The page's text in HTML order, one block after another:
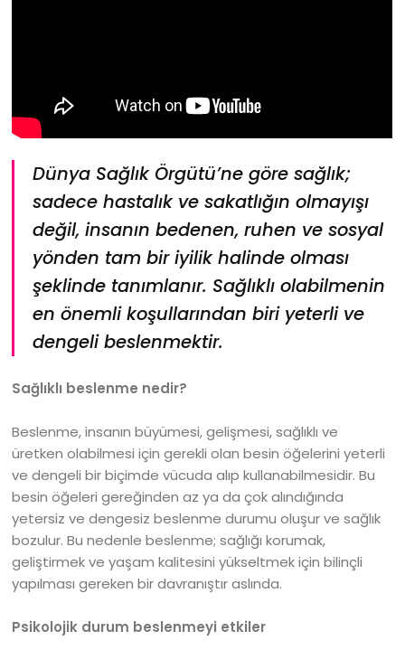
Dünya Sağlık Örgütü’ne göre sağlık;
sadece hastalık ve sakatlığın olmayışı
değil, insanın bedenen, ruhen ve sosyal
yönden tam bir iyilik halinde olması
şeklinde tanımlanır. Sağlıklı olabilmenin
en önemli koşullarından biri yeterli ve
dengeli beslenmektir.
Sağlıklı beslenme nedir?
Beslenme, insanın büyümesi, gelişmesi, sağlıklı ve
üretken olabilmesi için gerekli olan besin öğelerini yeterli
ve dengeli bir biçimde vücuda alıp kullanabilmesidir. Bu
besin öğeleri gereğinden az ya da çok alındığında
yetersiz ve dengesiz beslenme durumu oluşur ve sağlık
bozulur. Bu nedenle beslenme; sağlığı korumak,
geliştirmek ve yaşam kalitesini yükseltmek için bilinçli
yapılması gereken bir davranıştır aslında.
Psikolojik durum beslenmeyi etkiler